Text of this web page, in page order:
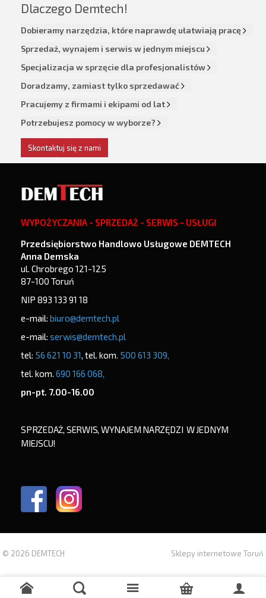
Dlaczego Demtech!
Dobieramy narzędzia, które naprawdę ułatwiają pracę
Sprzedaż, wynajem i serwis w jednym miejscu
Specjalizacja w sprzęcie dla profesjonalistów
Doradzamy, zamiast tylko sprzedawać
Pracujemy z firmami i ekipami od lat
Potrzebujesz pomocy w wyborze?
Skontaktuj się z nami
WYPOŻYCZANIA - SPRZEDAŻ - SERWIS - USŁUGI
Przedsiębiorstwo Handlowo Usługowe DEMTECH
Anna Demska
ul. Chrobrego 121-125
87-100 Toruń
NIP 893 133 91 18
e-mail: biuro@demtech.pl
e-mail: serwis@demtech.pl
tel: 56 621 10 31, tel. kom. 500 613 309,
tel. kom. 690 166 068,
pn-pt. 7.00-16.00
SPRZEDAŻ, SERWIS, WYNAJEM NARZĘDZI W JEDNYM
MIEJSCU!
© 2026 DEMTECH Sklepy internetowe Toruń
